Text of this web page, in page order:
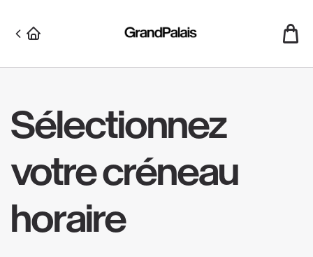
principal
Sélectionnez
votre créneau
horaire